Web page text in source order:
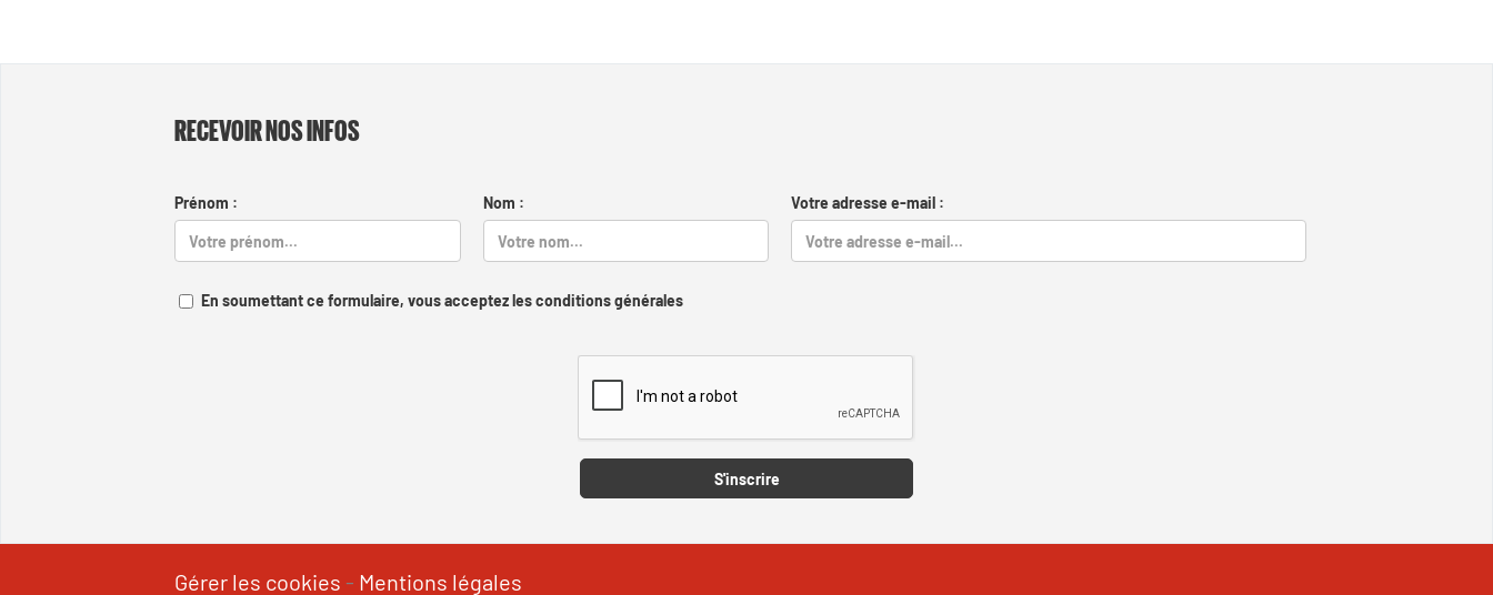
RECEVOIR NOS INFOS
Prénom : Nom : Votre adresse e-mail :
En soumettant ce formulaire, vous acceptez les conditions générales
S'inscrire
Gérer les cookies - Mentions légales